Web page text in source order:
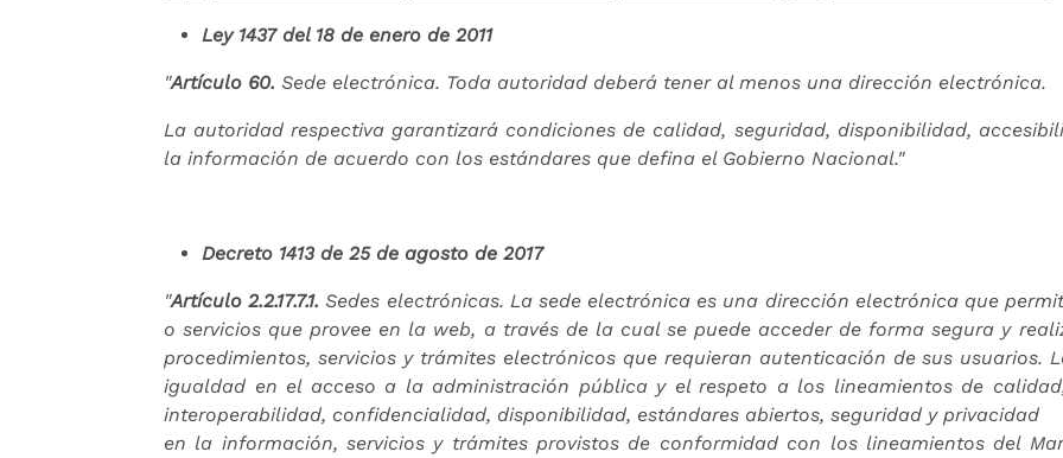
Ley 1437 del 18 de enero de 2011
"Artículo 60. Sede electrónica. Toda autoridad deberá tener al menos una dirección electrónica.
La autoridad respectiva garantizará condiciones de calidad, seguridad, disponibilidad,
la información de acuerdo con los estándares que defina el Gobierno Nacional."
Decreto 1413 de 25 de agosto de 2017
"Artículo 2.2.17.7.1. Sedes electrónicas. La sede electrónica es una dirección electrónica que
o servicios que provee en la web, a través de la cual se puede acceder de forma segura y
procedimientos, servicios y trámites electrónicos que requieran autenticación de sus usuarios.
igualdad en el acceso a la administración pública y el respeto a los lineamientos de
interoperabilidad, confidencialidad, disponibilidad, estándares abiertos, seguridad y privacidad
en la información, servicios y trámites provistos de conformidad con los lineamientos del